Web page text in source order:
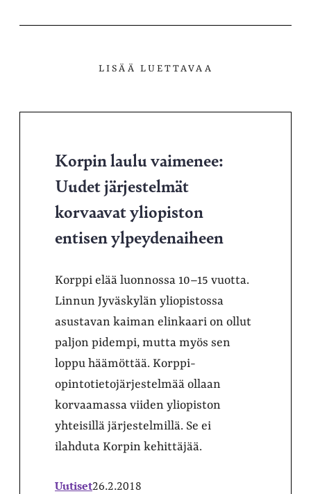
LISÄÄ LUETTAVAA
Korpin laulu vaimenee:
Uudet järjestelmät
korvaavat yliopiston
entisen ylpeydenaiheen
Korppi elää luonnossa 10–15 vuotta.
Linnun Jyväskylän yliopistossa
asustavan kaiman elinkaari on ollut
paljon pidempi, mutta myös sen
loppu häämöttää. Korppi-
opintotietojärjestelmää ollaan
korvaamassa viiden yliopiston
yhteisillä järjestelmillä. Se ei
ilahduta Korpin kehittäjää.
Uutiset26.2.2018